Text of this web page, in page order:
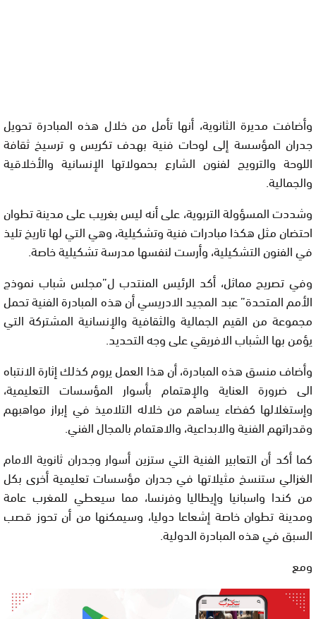
وأضافت مديرة الثانوية، أنها تأمل من خلال هذه المبادرة تحويل
جدران المؤسسة إلى لوحات فنية بهدف تكريس و ترسيخ ثقافة
اللوحة والترويج لفنون الشارع بحمولاتها الإنسانية والأخلاقية
والجمالية.
وشددت المسؤولة التربوية، على أنه ليس بغريب على مدينة تطوان
احتضان مثل هكذا مبادرات فنية وتشكيلية، وهي التي لها تاريخ تليذ
في الفنون التشكيلية، وأرست لنفسها مدرسة تشكيلية خاصة.
وفي تصريح مماثل، أكد الرئيس المنتدب ل”مجلس شباب نموذج
الأمم المتحدة” عبد المجيد الادريسي أن هذه المبادرة الفنية تحمل
مجموعة من القيم الجمالية والثقافية والإنسانية المشتركة التي
يؤمن بها الشباب الافريقي على وجه التحديد.
وأضاف منسق هذه المبادرة، أن هذا العمل يروم كذلك إثارة الانتباه
الى ضرورة العناية والإهتمام بأسوار المؤسسات التعليمية،
وإستغلالها كفضاء يساهم من خلاله التلاميذ في إبراز مواهبهم
وقدراتهم الفنية والابداعية، والاهتمام بالمجال الفني.
كما أكد أن التعابير الفنية التي ستزين أسوار وجدران ثانوية الامام
الغزالي ستنسخ مثيلاتها في جدران مؤسسات تعليمية أخرى بكل
من كندا واسبانيا وإيطاليا وفرنسا، مما سيعطي للمغرب عامة
ومدينة تطوان خاصة إشعاعا دوليا، وسيمكنها من أن تحوز قصب
السبق في هذه المبادرة الدولية.
ومع